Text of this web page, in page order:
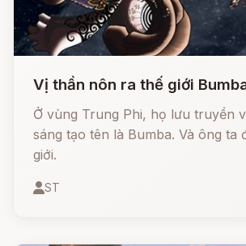
Vị thần nôn ra thế giới
Ở vùng Trung Phi, họ lưu truyền
sáng tạo tên là Bumba. Và ông ta
giới.
ST